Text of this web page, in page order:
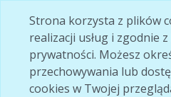
Strona korzysta z plików
realizacji usług i zgodnie
prywatności. Możesz
przechowywania lub
cookies w Twojej